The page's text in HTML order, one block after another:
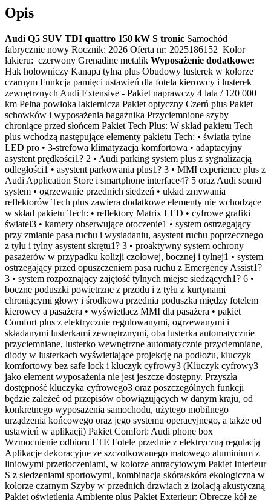
Opis
Audi Q5 SUV TDI quattro 150 kW S tronic Samochód
fabrycznie nowy Rocznik: 2026 Oferta nr: 2025186152 Kolor
lakieru: czerwony Grenadine metalik Wyposażenie dodatkowe:
Hak holowniczy Kanapa tylna plus Obudowy lusterek w kolorze
czarnym Funkcja pamięci ustawień dla fotela kierowcy i lusterek
zewnętrznych Audi Extensive - Pakiet naprawczy 4 lata / 120 000
km Pełna powłoka lakiernicza Pakiet optyczny Czerń plus Pakiet
schowków i wyposażenia bagażnika Przyciemnione szyby
chroniące przed słońcem Pakiet Tech Plus: W skład pakietu Tech
plus wchodzą następujące elementy pakietu Tech: • światła tylne
LED pro • 3-strefowa klimatyzacja komfortowa • adaptacyjny
asystent prędkości1? 2 • Audi parking system plus z sygnalizacją
odległości1 • asystent parkowania plus1? 3 • MMI experience plus z
Audi Application Store i smartphone interface4? 5 oraz Audi sound
system • ogrzewanie przednich siedzeń • układ zmywania
reflektorów Tech plus zawiera dodatkowe elementy nie wchodzące
w skład pakietu Tech: • reflektory Matrix LED • cyfrowe grafiki
świateł3 • kamery obserwujące otoczenie1 • system ostrzegający
przy zmianie pasa ruchu i wysiadaniu, asystent ruchu poprzecznego
z tyłu i tylny asystent skrętu1? 3 • proaktywny system ochrony
pasażerów w przypadku kolizji czołowej, bocznej i tylnej1 • system
ostrzegający przed opuszczeniem pasa ruchu z Emergency Assist1?
3 • system rozpoznający zajętość tylnych miejsc siedzących1? 6 •
boczne poduszki powietrzne z przodu i z tyłu z kurtynami
chroniącymi głowy i środkowa przednia poduszka między fotelem
kierowcy a pasażera • wyświetlacz MMI dla pasażera • pakiet
Comfort plus z elektrycznie regulowanymi, ogrzewanymi i
składanymi lusterkami zewnętrznymi, oba lusterka automatycznie
przyciemniane, lusterko wewnętrzne automatycznie przyciemniane,
diody w lusterkach wyświetlające projekcję na podłożu, kluczyk
komfortowy bez safe lock i kluczyk cyfrowy3 (Kluczyk cyfrowy3
jako element wyposażenia nie jest jeszcze dostępny. Przyszła
dostępność kluczyka cyfrowego3 oraz poszczególnych funkcji
będzie zależeć od przepisów obowiązujących w danym kraju, od
konkretnego wyposażenia samochodu, użytego mobilnego
urządzenia końcowego oraz jego systemu operacyjnego, a także od
ustawień w aplikacji) Pakiet Comfort: Audi phone box
Wzmocnienie odbioru LTE Fotele przednie z elektryczną regulacją
Aplikacje dekoracyjne ze szczotkowanego matowego aluminium z
liniowymi przetłoczeniami, w kolorze antracytowym Pakiet Interieur
S z siedzeniami sportowymi, kombinacja skóra/skóra ekologiczna w
kolorze czarnym Szyby w przednich drzwiach z izolacją akustyczną
Pakiet oświetlenia Ambiente plus Pakiet Exterieur: Obręcze kół ze